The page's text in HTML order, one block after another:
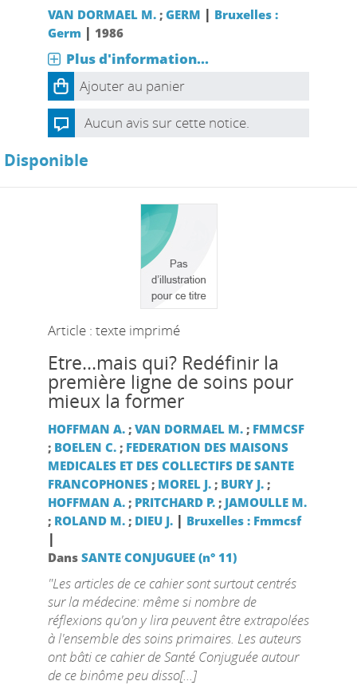
VAN DORMAEL M.; GERM | Bruxelles :
Germ | 1986
Plus d'information...
Ajouter au panier
Aucun avis sur cette notice.
Disponible
Article : texte imprimé
Etre...mais qui? Redéfinir la
première ligne de soins pour
mieux la former
HOFFMAN A.; VAN DORMAEL M.; FMMCSF
; BOELEN C.; FEDERATION DES MAISONS
MEDICALES ET DES COLLECTIFS DE SANTE
FRANCOPHONES; MOREL J.; BURY J.;
HOFFMAN A.; PRITCHARD P.; JAMOULLE M.
; ROLAND M.; DIEU J. | Bruxelles : Fmmcsf
|
Dans SANTE CONJUGUEE (n° 11)
"Les articles de ce cahier sont surtout centrés
sur la médecine: même si nombre de
réflexions qu'on y lira peuvent être extrapolées
à l'ensemble des soins primaires. Les auteurs
ont bâti ce cahier de Santé Conjuguée autour
de ce binôme peu disso[...]